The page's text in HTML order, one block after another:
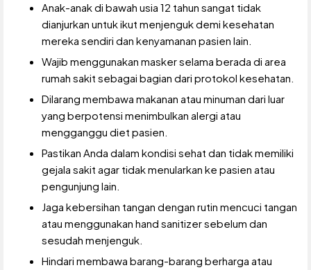
Anak-anak di bawah usia 12 tahun sangat tidak
dianjurkan untuk ikut menjenguk demi kesehatan
mereka sendiri dan kenyamanan pasien lain.
Wajib menggunakan masker selama berada di area
rumah sakit sebagai bagian dari protokol kesehatan.
Dilarang membawa makanan atau minuman dari luar
yang berpotensi menimbulkan alergi atau
mengganggu diet pasien.
Pastikan Anda dalam kondisi sehat dan tidak memiliki
gejala sakit agar tidak menularkan ke pasien atau
pengunjung lain.
Jaga kebersihan tangan dengan rutin mencuci tangan
atau menggunakan hand sanitizer sebelum dan
sesudah menjenguk.
Hindari membawa barang-barang berharga atau